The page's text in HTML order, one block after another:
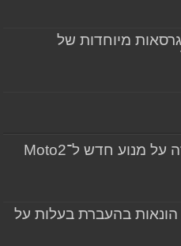
מיוחדות של
טריומף מכריזה על מנוע חדש ל־Moto2
בהעברת בעלות על